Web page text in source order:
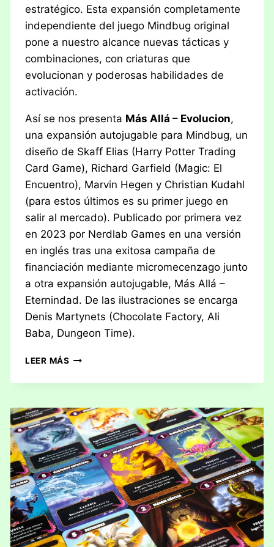
estratégico. Esta expansión completamente
independiente del juego Mindbug original
pone a nuestro alcance nuevas tácticas y
combinaciones, con criaturas que
evolucionan y poderosas habilidades de
activación.
Así se nos presenta Más Allá – Evolucion,
una expansión autojugable para Mindbug, un
diseño de Skaff Elias (Harry Potter Trading
Card Game), Richard Garfield (Magic: El
Encuentro), Marvin Hegen y Christian Kudahl
(para estos últimos es su primer juego en
salir al mercado). Publicado por primera vez
en 2023 por Nerdlab Games en una versión
en inglés tras una exitosa campaña de
financiación mediante micromecenzago junto
a otra expansión autojugable, Más Allá –
Eternindad. De las ilustraciones se encarga
Denis Martynets (Chocolate Factory, Ali
Baba, Dungeon Time).
LEER MÁS RESEÑA:
–
ALLÁ
–
EVOLUCIÓN